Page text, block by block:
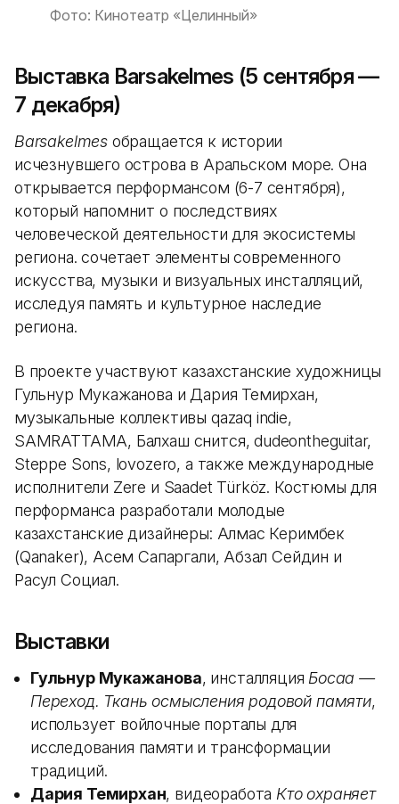
Фото: Кинотеатр «Целинный»
Выставка Barsakelmes (5 сентября —
7 декабря)
Barsakelmes обращается к истории
исчезнувшего острова в Аральском море. Она
открывается перформансом (6-7 сентября),
который напомнит о последствиях
человеческой деятельности для экосистемы
региона. сочетает элементы современного
искусства, музыки и визуальных инсталляций,
исследуя память и культурное наследие
региона.
В проекте участвуют казахстанские художницы
Гульнур Мукажанова и Дария Темирхан,
музыкальные коллективы qazaq indie,
SAMRATTAMA, Балхаш снится, dudeontheguitar,
Steppe Sons, lovozero, а также международные
исполнители Zere и Saadet Türköz. Костюмы для
перформанса разработали молодые
казахстанские дизайнеры: Алмас Керимбек
(Qanaker), Асем Сапаргали, Абзал Сейдин и
Расул Социал.
Выставки
Гульнур Мукажанова, инсталляция Босаға —
Переход. Ткань осмысления родовой памяти,
использует войлочные порталы для
исследования памяти и трансформации
традиций.
Дария Темирхан, видеоработа Кто охраняет